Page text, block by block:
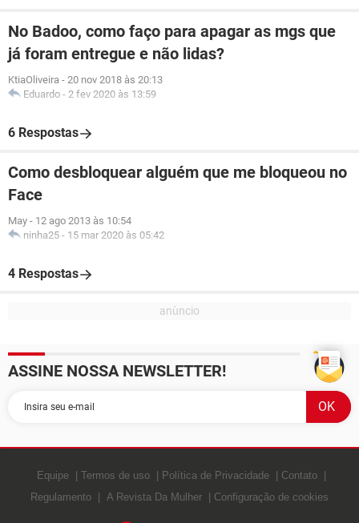
No Badoo, como faço para apagar as mgs que
já foram entregue e não lidas?
KtiaOliveira - 20 nov 2018 às 20:13
Eduardo - 2 fev 2020 às 13:59
6 Respostas
Como desbloquear alguém que me bloqueou no
Face
May - 12 ago 2013 às 10:54
ninha25 - 15 mar 2020 às 05:42
4 Respostas
ASSINE NOSSA NEWSLETTER!
Equipe Termos de uso Política de Privacidade
Contato
Regulamento
A Revista Da Mulher Configuração de cookies